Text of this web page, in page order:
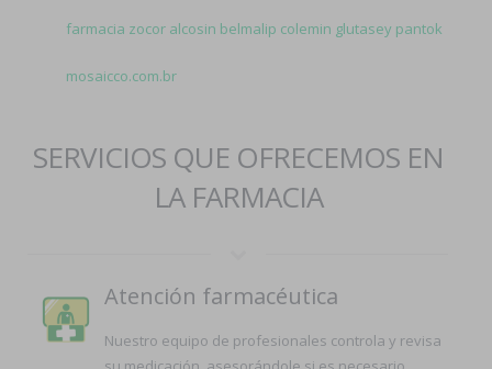
farmacia zocor alcosin belmalip colemin glutasey pantok
mosaicco.com.br
SERVICIOS QUE OFRECEMOS EN
LA FARMACIA
Atención farmacéutica
Nuestro equipo de profesionales controla y revisa